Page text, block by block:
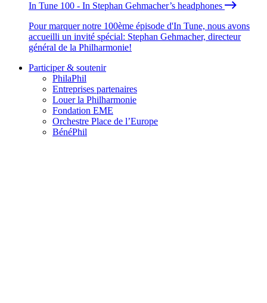
In Tune 100 - In Stephan Gehmacher’s headphones
Pour marquer notre 100ème épisode d'In Tune, nous avons
accueilli un invité spécial: Stephan Gehmacher, directeur
général de la Philharmonie!
Participer & soutenir
PhilaPhil
Entreprises partenaires
Louer la Philharmonie
Fondation EME
Orchestre Place de l’Europe
BénéPhil